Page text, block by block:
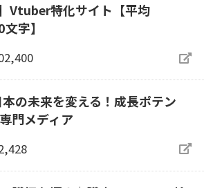
Vtuber特化サイト【平均
字】
の未来を変える！成長ポテン
門メディア